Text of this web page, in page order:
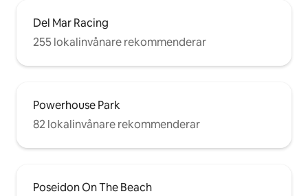
Del Mar Racing
255 lokalinvånare rekommenderar
Powerhouse Park
82 lokalinvånare rekommenderar
Poseidon On The Beach